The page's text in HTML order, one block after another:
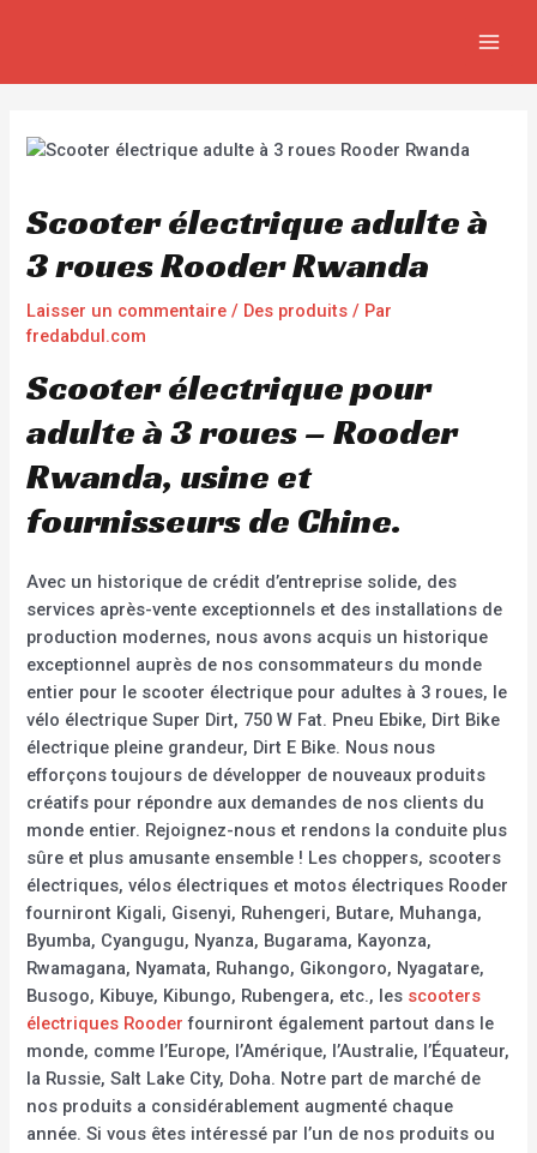
Scooter électrique adulte à
3 roues Rooder Rwanda
Laisser un commentaire / Des produits / Par
fredabdul.com
Scooter électrique pour
adulte à 3 roues – Rooder
Rwanda, usine et
fournisseurs de Chine.
Avec un historique de crédit d’entreprise solide, des
services après-vente exceptionnels et des installations de
production modernes, nous avons acquis un historique
exceptionnel auprès de nos consommateurs du monde
entier pour le scooter électrique pour adultes à 3 roues, le
vélo électrique Super Dirt, 750 W Fat. Pneu Ebike, Dirt Bike
électrique pleine grandeur, Dirt E Bike. Nous nous
efforçons toujours de développer de nouveaux produits
créatifs pour répondre aux demandes de nos clients du
monde entier. Rejoignez-nous et rendons la conduite plus
sûre et plus amusante ensemble ! Les choppers, scooters
électriques, vélos électriques et motos électriques Rooder
fourniront Kigali, Gisenyi, Ruhengeri, Butare, Muhanga,
Byumba, Cyangugu, Nyanza, Bugarama, Kayonza,
Rwamagana, Nyamata, Ruhango, Gikongoro, Nyagatare,
Busogo, Kibuye, Kibungo, Rubengera, etc., les scooters
électriques Rooder fourniront également partout dans le
monde, comme l’Europe, l’Amérique, l’Australie, l’Équateur,
la Russie, Salt Lake City, Doha. Notre part de marché de
nos produits a considérablement augmenté chaque
année. Si vous êtes intéressé par l’un de nos produits ou